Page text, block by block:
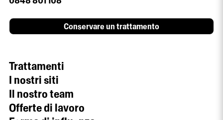
Conservare un trattamento
Trattamenti
I nostri siti
Il nostro team
Offerte di lavoro